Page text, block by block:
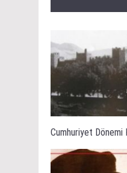
Cumhuriyet Dönemi